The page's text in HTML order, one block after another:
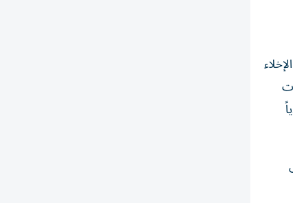
الإخلاء
إسرائيل إن 25 جندياً